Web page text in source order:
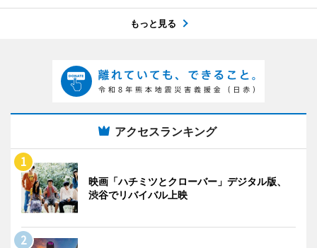
もっと見る
アクセスランキング
映画「ハチミツとクローバー」デジタル版、
渋谷でリバイバル上映